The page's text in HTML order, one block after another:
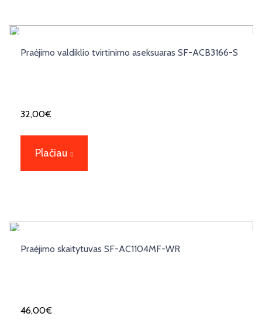
Praėjimo valdiklio tvirtinimo aseksuaras SF-ACB3166-S
32,00€
Plačiau
Praėjimo skaitytuvas SF-AC1104MF-WR
46,00€